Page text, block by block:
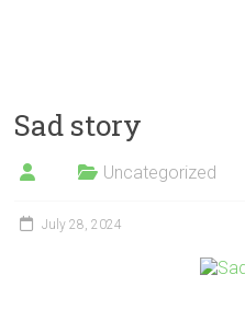
Sad story
Uncategorized
July 28, 2024